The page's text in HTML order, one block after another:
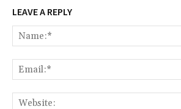
LEAVE A REPLY